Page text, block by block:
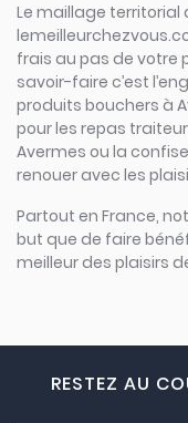
Le maillage
frais au pas de votre
savoir-faire c’est
produits bouchers à
pour les repas
Avermes ou la
renouer avec les
Partout en France,
but que de faire
meilleur des plaisirs
RESTEZ AU